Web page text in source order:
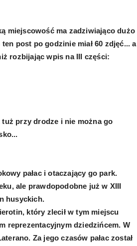
miejscowość ma zadziwiająco dużo
post po godzinie miał 60 zdjęć... a
rozbijając wpis na III części:
przy drodze i nie można go
pałac i otaczający go park.
ale prawdopodobne już w XIII
husyckich.
który zlecił w tym miejscu
reprezentacyjnym dziedzińcem. W
Za jego czasów pałac został